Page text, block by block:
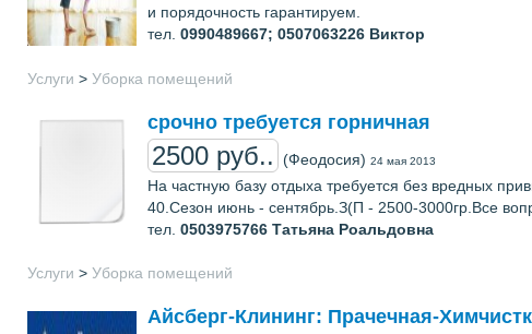
и порядочность гарантируем.
тел. 0990489667; 0507063226 Виктор
Услуги > Уборка помещений
срочно требуется горничная
2500 руб.. (Феодосия) 24 мая 2013
На частную базу отдыха требуется без вредных
40.Сезон июнь - сентябрь.З(П - 2500-3000гр.Все
тел. 0503975766 Татьяна Роальдовна
Услуги > Уборка помещений
Айсберг-Клининг: Прачечная-